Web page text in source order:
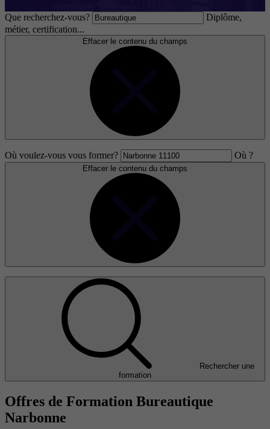
Que recherchez-vous?
Diplôme,
métier, certification...
Effacer le contenu du champs
Où voulez-vous vous former? Où ?
Effacer le contenu du champs
Rechercher une
formation
Offres de Formation Bureautique
Narbonne